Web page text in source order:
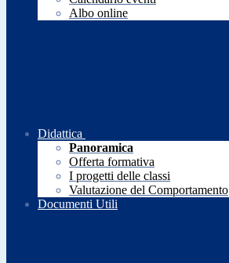
Albo online
Didattica
Panoramica
Offerta formativa
I progetti delle classi
Valutazione del Comportamento
Documenti Utili